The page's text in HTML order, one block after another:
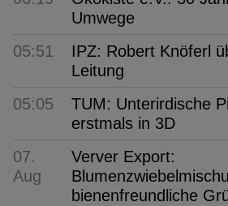
Umwege
05:51
IPZ: Robert Knöferl
Leitung
05:05
TUM: Unterirdische
erstmals in 3D
07.
Aug
Verver Export:
bienenfreundliche